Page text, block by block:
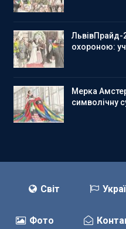
ЛьвівПрайд-
охороною:
Мерка
символічну
Світ
Фото